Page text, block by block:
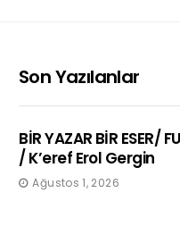
Son Yazılanlar
BİR YAZAR BİR ESER/
/ K’eref Erol Gergin
Ağustos 1, 2026